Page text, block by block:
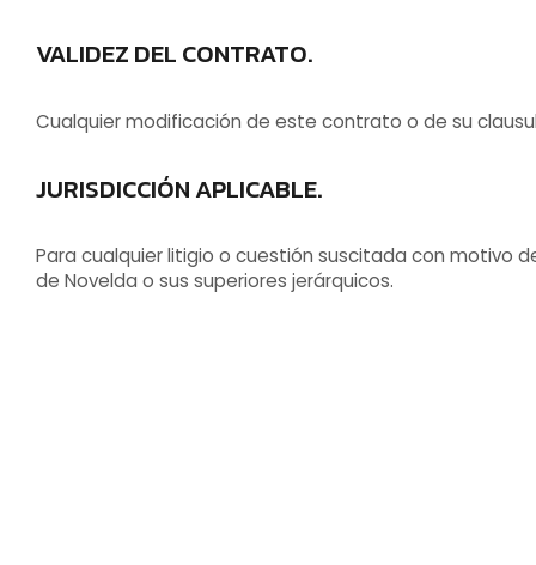
VALIDEZ DEL CONTRATO.
Cualquier modificación de este contrato o de su
JURISDICCIÓN APLICABLE.
Para cualquier litigio o cuestión suscitada con motivo
de Novelda o sus superiores jerárquicos.